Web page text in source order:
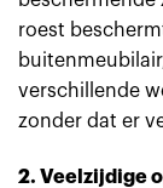
roest
verschillende
zonder dat er
2. Veelzijdige